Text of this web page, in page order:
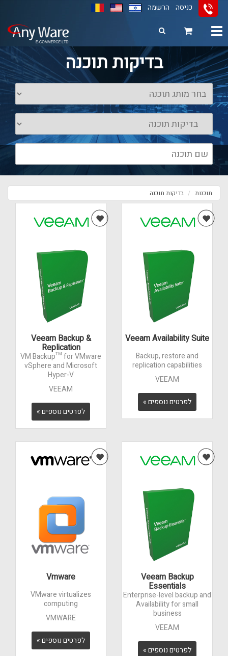
11
12
13
כניסה הרשמה
Toggle
בדיקות תוכנה
תוכנות בדיקות תוכנה
Veeam Availability Suite
Backup, restore and
replication capabilities
VEEAM
לפרטים נוספים »
Veeam Backup &
Replication
VM Backup™ for VMware
vSphere and Microsoft
Hyper-V
VEEAM
לפרטים נוספים »
Veeam Backup
Essentials
Enterprise-level backup and
Availability for small
business
VEEAM
לפרטים נוספים »
Vmware
VMware virtualizes
computing
VMWARE
לפרטים נוספים »